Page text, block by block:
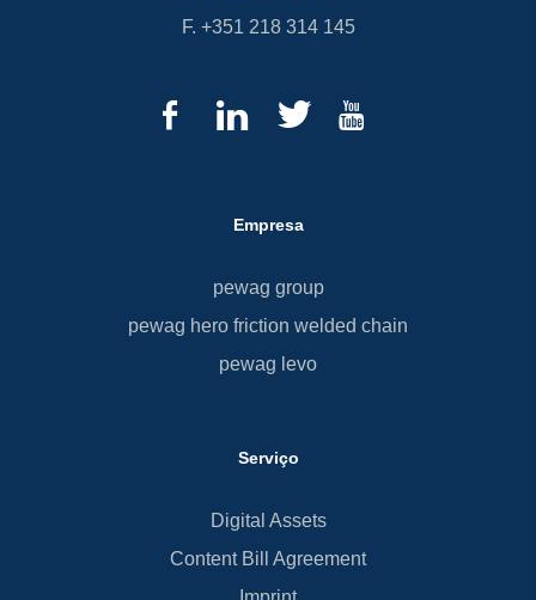
F. +351 218 314 145
Empresa
pewag group
pewag hero friction welded chain
pewag levo
Serviço
Digital Assets
Content Bill Agreement